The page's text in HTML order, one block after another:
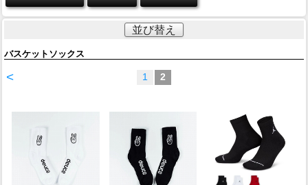
並び替え
バスケットソックス
< 1 2